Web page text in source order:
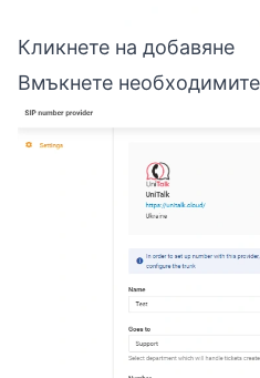
Кликнете на добавяне
Вмъкнете